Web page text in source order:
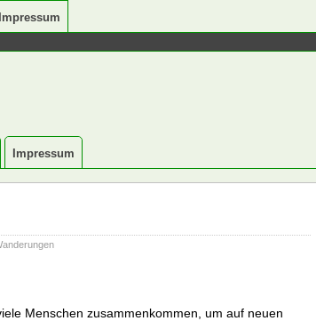
Impressum
Impressum
Menschen zusammenkommen, um auf neuen